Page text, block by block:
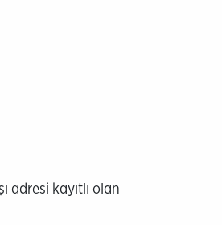
adresi kayıtlı olan